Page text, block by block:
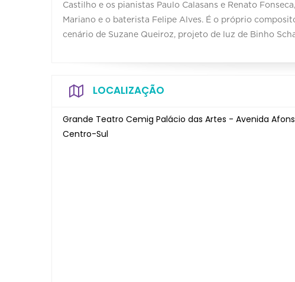
Castilho e os pianistas Paulo Calasans e Renato
Mariano e o baterista Felipe Alves. É o próprio
cenário de Suzane Queiroz, projeto de luz de Binho
LOCALIZAÇÃO
Grande Teatro Cemig Palácio das Artes - Avenida
Centro-Sul